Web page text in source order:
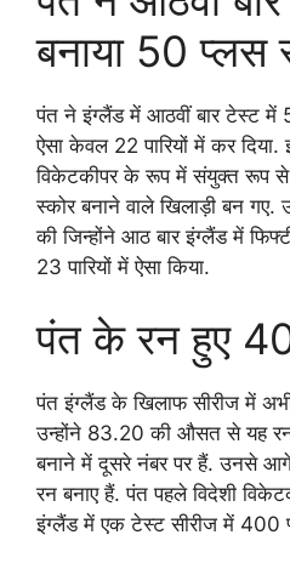
बनाया 50 प्लस
पंत ने इंग्लैंड में आठवीं बार टेस्ट में
ऐसा केवल 22 पारियों में कर
विकेटकीपर के रूप में संयुक्त रूप
स्कोर बनाने वाले खिलाड़ी बन गए.
की जिन्होंने आठ बार इंग्लैंड में
23 पारियों में ऐसा किया.
पंत के रन हुए
पंत इंग्लैंड के खिलाफ सीरीज में
उन्होंने 83.20 की औसत से यह रन
बनाने में दूसरे नंबर पर हैं. उनसे
रन बनाए हैं. पंत पहले विदेशी
इंग्लैंड में एक टेस्ट सीरीज में 400